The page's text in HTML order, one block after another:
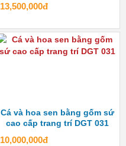
13,500,000đ
Cá và hoa sen bằng gốm sứ
cao cấp trang trí DGT 031
10,000,000đ